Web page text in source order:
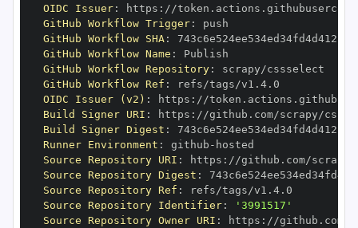
OIDC Issuer: https :
GitHub Workflow Trigger:
GitHub Workflow SHA:
GitHub Workflow Name :
GitHub Workflow Repository:
GitHub Workflow Ref :
OIDC Issuer (v2) : https :
Build Signer URI : https :
Build Signer Digest :
Runner Environment : github -
Source Repository URI : https :
Source Repository Digest :
Source Repository Ref :
Source Repository Identifier:
'3991517'
Source Repository Owner URI : https :